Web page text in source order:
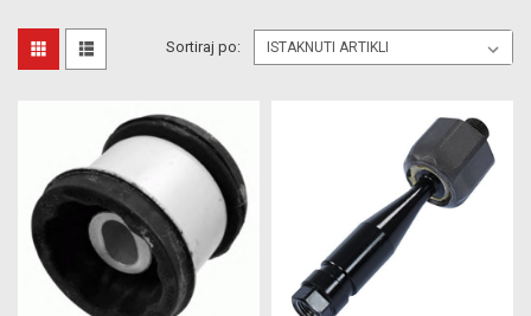
Sortiraj po: